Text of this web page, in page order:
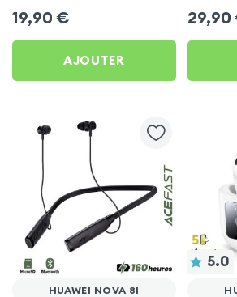
Kit mains Libres (Service
Pack) - Noir pour Huawei
Nova 8i
19,90 €
AJOUTER
intra-
pour
29,90
HUAWEI NOVA 8I
5.0